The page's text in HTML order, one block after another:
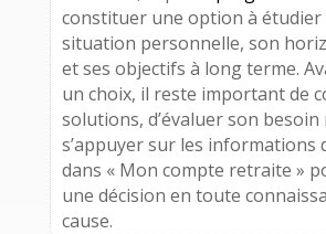
constituer une option à étudier
situation personnelle, son
et ses objectifs à long terme.
un choix, il reste important de
solutions, d’évaluer son besoin
s’appuyer sur les informations
dans « Mon compte retraite »
une décision en toute
cause.